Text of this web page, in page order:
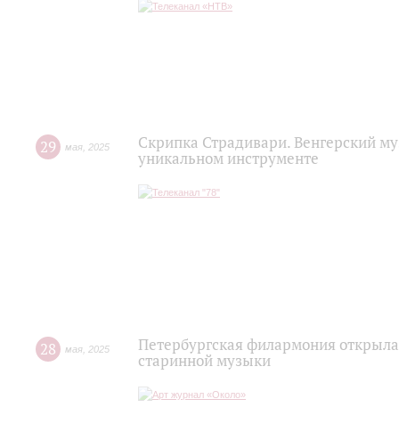
29 мая 2025
Скрипка Страдивари. Венгерский
уникальном инструменте
28 мая 2025
Петербургская филармония
старинной музыки